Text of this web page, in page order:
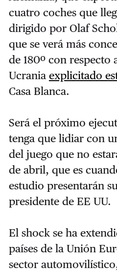
cuatro coches que
dirigido por Olaf
que se verá más
de 180º con respecto
Ucrania explicitado
Casa Blanca.
Será el próximo
tenga que lidiar con
del juego que no
de abril, que es
estudio presentarán
presidente de EE UU.
El shock se ha
países de la Unión
sector